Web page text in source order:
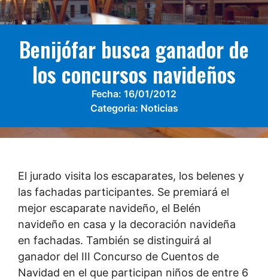
Benijófar busca ganador de
los concursos navideños
Fecha: 16/01/2012
Categoria: Noticias
El jurado visita los escaparates, los belenes y
las fachadas participantes. Se premiará el
mejor escaparate navideño, el Belén
navideño en casa y la decoración navideña
en fachadas. También se distinguirá al
ganador del III Concurso de Cuentos de
Navidad en el que participan niños de entre 6